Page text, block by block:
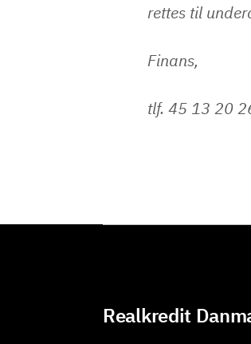
rettes til
Finans,
tlf. 45 13 20
Realkredit